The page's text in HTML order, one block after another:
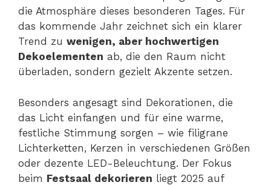
die Atmosphäre dieses besonderen Tages. Für
das kommende Jahr zeichnet sich ein klarer
Trend zu wenigen, aber hochwertigen
Dekoelementen ab, die den Raum nicht
überladen, sondern gezielt Akzente setzen.
Besonders angesagt sind Dekorationen, die
das Licht einfangen und für eine warme,
festliche Stimmung sorgen – wie filigrane
Lichterketten, Kerzen in verschiedenen Größen
oder dezente LED-Beleuchtung. Der Fokus
beim Festsaal dekorieren liegt 2025 auf